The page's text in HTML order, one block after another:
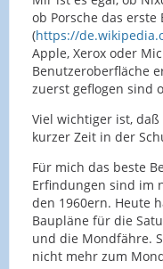
ob Porsche das erste
(https://
Apple, Xerox oder
Benutzeroberfläche
zuerst geflogen sind
Viel wichtiger ist,
kurzer Zeit in der
Für mich das beste
Erfindungen sind im
den 1960ern. Heute
Baupläne für die
und die Mondfähre.
nicht mehr zum